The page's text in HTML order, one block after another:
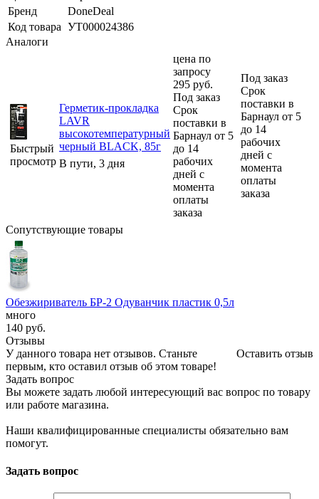
Бренд
DoneDeal
Код товара УТ000024386
Аналоги
Быстрый
просмотр
Герметик-прокладка
LAVR
высокотемпературный
черный BLACK, 85г
В пути, 3 дня
цена по
запросу
295 руб.
Под заказ
Срок
поставки в
Барнаул от 5
до 14
рабочих
дней с
момента
оплаты
заказа
Под заказ
Срок
поставки в
Барнаул от 5
до 14
рабочих
дней с
момента
оплаты
заказа
Сопутствующие товары
Обезжириватель БР-2 Одуванчик пластик 0,5л
много
140 руб.
Отзывы
Оставить отзыв
У данного товара нет отзывов. Станьте
первым, кто оставил отзыв об этом товаре!
Задать вопрос
Вы можете задать любой интересующий вас вопрос по товару
или работе магазина.
Наши квалифицированные специалисты обязательно вам
помогут.
Задать вопрос